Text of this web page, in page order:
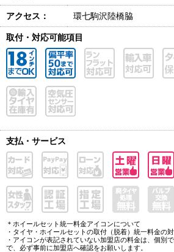
アクセス： 環七駒沢陸橋脇
取付・対応可能項目
支払・サービス
＊ホイールセット統一料金アイコンについて
・タイヤ・ホイールセットの取付（脱着）統一料金の対
・アイコンが表記されていない加盟店の料金は、個別
で、必ず事前に加盟店へ確認をお願いします。